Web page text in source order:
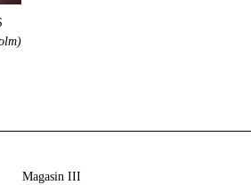
Magasin III